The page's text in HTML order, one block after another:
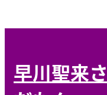
早川聖来